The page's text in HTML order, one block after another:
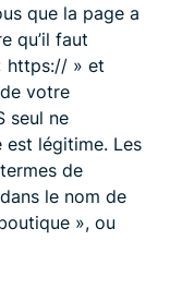
que la page a
qu’il faut
https:// » et
votre
seul ne
est légitime. Les
de
le nom de
», ou